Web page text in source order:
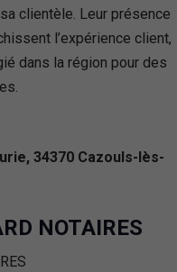
clientèle. Leur présence
l’expérience client,
dans la région pour des
34370 Cazouls-lès-
NOTAIRES